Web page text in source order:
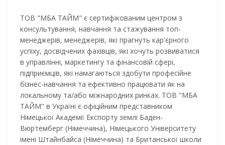
ТОВ "МБА ТАЙМ" є сертифікованим центром з
консультування, навчання та стажування топ-
менеджерів, менеджерів, які прагнуть кар'єрного
успіху, досвідчених фахівців, які хочуть розвиватися
в управлінні, маркетингу та фінансовій сфері,
підприємців, які намагаються здобути професійне
бізнес-навчання та ефективно працювати як на
локальному та/або міжнародних ринках. ТОВ "МБА
ТАЙМ" в Україні є офіційним представником
Німецької Академії Експорту землі Баден-
Вюртемберг (Німеччина), Німецького Університету
імені Штайнбайса (Німеччина) та Британської школи